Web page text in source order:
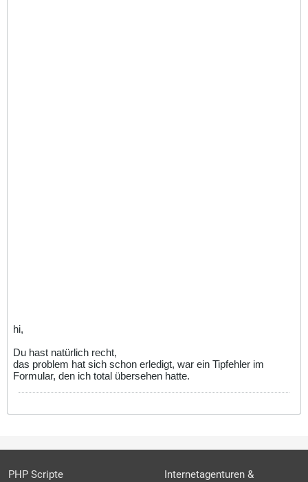
hi,
Du hast natürlich recht,
das problem hat sich schon erledigt, war ein Tipfehler im
Formular, den ich total übersehen hatte.
PHP Scripte
Internetagenturen &